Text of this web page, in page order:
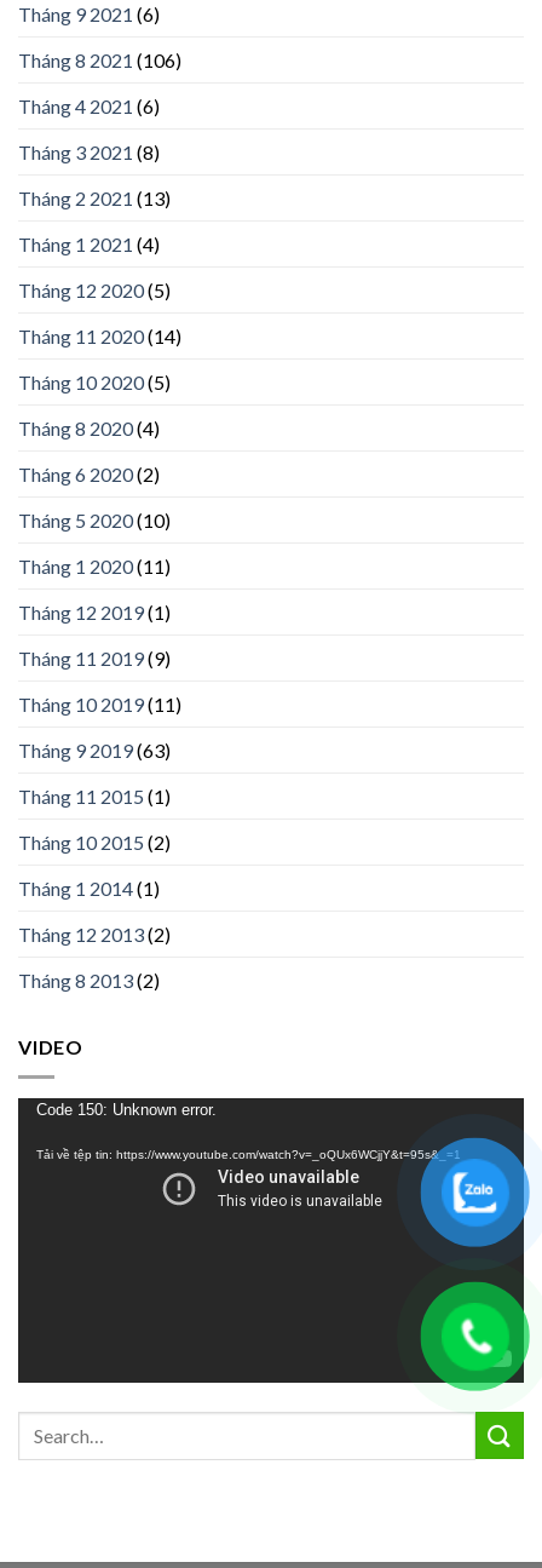
Tháng 9 2021 (6)
Tháng 8 2021 (106)
Tháng 4 2021 (6)
Tháng 3 2021 (8)
Tháng 2 2021 (13)
Tháng 1 2021 (4)
Tháng 12 2020(5)
Tháng 11 2020(14)
Tháng 10 2020(5)
Tháng 8 2020(4)
Tháng 6 2020(2)
Tháng 5 2020(10)
Tháng 1 2020(11)
Tháng 12 2019(1)
Tháng 11 2019(9)
Tháng 10 2019(11)
Tháng 9 2019(63)
Tháng 11 2015 (1)
Tháng 10 2015 (2)
Tháng 1 2014(1)
Tháng 12 2013(2)
Tháng 8 2013(2)
VIDEO
Trình
Code 150: Unknown error.
Tải về tệp tin: https://www.youtube.com/watch?v=_oQUx6WCjjY&t=95s&_=1